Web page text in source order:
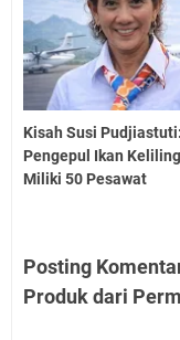
Kisah Susi
Pengepul Ikan
Miliki 50 Pesawat
Posting
Produk dari